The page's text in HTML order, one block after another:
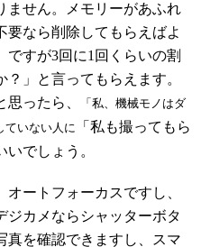
ません。メモリーがあふれ
要なら削除してもらえばよ
すが3回に1回くらいの割
」と言ってもらえます。
ったら、
「私、機械モノはダ
ていない人に
「私も撮ってもら
でしょう。
ートフォーカスですし、
ジカメならシャッターボタ
真を確認できますし、スマ